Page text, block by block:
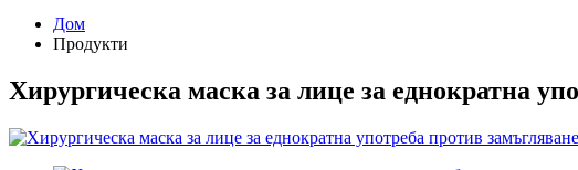
Дом
Продукти
Хирургическа маска за лице за еднократна